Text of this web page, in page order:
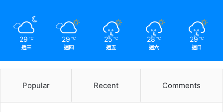
29 ℃
週三
29 ℃
週四
25 ℃
週五
28 ℃
週六
29 ℃
週日
Popular Recent Comments